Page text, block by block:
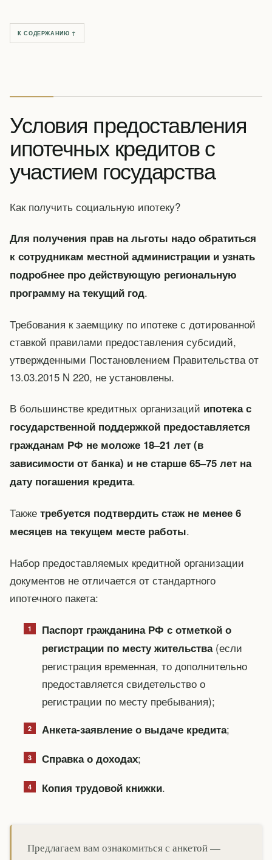
К СОДЕРЖАНИЮ ↑
Условия предоставления
ипотечных кредитов с
участием государства
Как получить социальную ипотеку?
Для получения прав на льготы надо обратиться
к сотрудникам местной администрации и узнать
подробнее про действующую региональную
программу на текущий год.
Требования к заемщику по ипотеке с дотированной
ставкой правилами предоставления субсидий,
утвержденными Постановлением Правительства от
13.03.2015 N 220, не установлены.
В большинстве кредитных организаций ипотека с
государственной поддержкой предоставляется
гражданам РФ не моложе 18–21 лет (в
зависимости от банка) и не старше 65–75 лет на
дату погашения кредита.
Также требуется подтвердить стаж не менее 6
месяцев на текущем месте работы.
Набор предоставляемых кредитной организации
документов не отличается от стандартного
ипотечного пакета:
Паспорт гражданина РФ с отметкой о
регистрации по месту жительства (если
регистрация временная, то дополнительно
предоставляется свидетельство о
регистрации по месту пребывания);
Анкета-заявление о выдаче кредита;
Справка о доходах;
Копия трудовой книжки.
Предлагаем вам ознакомиться с анкетой —